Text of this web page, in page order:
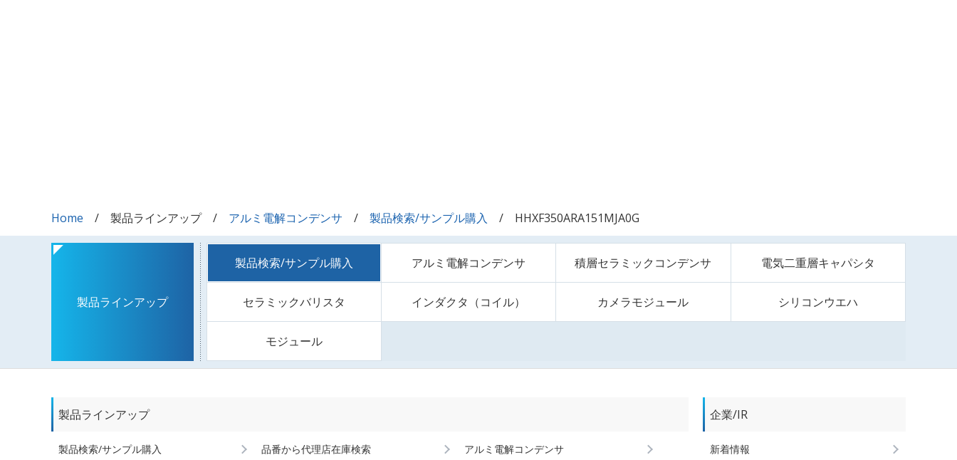
Home 製品ラインアップ アルミ電解コンデンサ 製品検索/サンプル購入 HHXF350ARA151MJA0G
製品ラインアップ
製品検索/サンプル購入 アルミ電解コンデンサ 積層セラミックコンデンサ 電気二重層キャパシタ
セラミックバリスタ インダクタ（コイル） カメラモジュール シリコンウエハ
モジュール
製品ラインアップ
製品検索/サンプル購入 品番から代理店在庫検索 アルミ電解コンデンサ
企業/IR
新着情報